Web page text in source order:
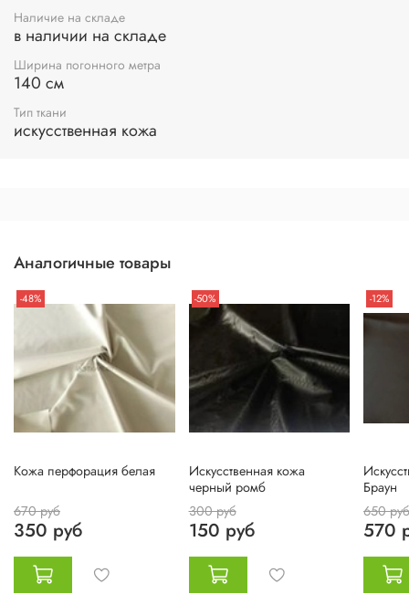
Наличие на складе
в наличии на складе
Ширина погонного метра
140 см
Тип ткани
искусственная кожа
Аналогичные товары
-48%
Кожа перфорация белая
670 руб
350 руб
-50%
Искусственная кожа
черный ромб
300 руб
150 руб
-12%
Браун
650 руб
570